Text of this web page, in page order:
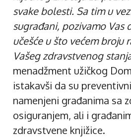
svake bolesti. Sa tim u
sugrađani, pozivamo Vas
učešće u što većem broju
Vašeg zdravstvenog
menadžment užičkog
istakavši da su
namenjeni građanima sa
osiguranjem, ali i
zdravstvene knjižice.